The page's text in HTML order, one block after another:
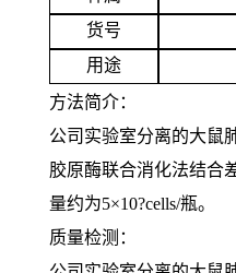
货号
用途
方法简介：
公司实验室分离的大鼠
胶原酶联合消化法结合
量约为5×10?cells/瓶。
质量检测：